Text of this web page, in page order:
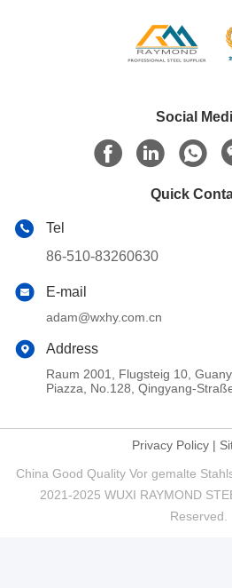
Social
Quick
Tel
86-510-83260630
E-mail
adam@wxhy.com.cn
Address
Raum 2001, Flugsteig 10,
Piazza, No.128, Qingyang-
Privacy Policy|
China Good Quality Vor gemalte
2021-2025 WUXI RAYMOND
Reserved.